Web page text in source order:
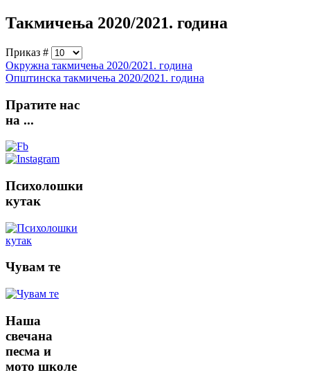
Такмичења 2020/2021. година
Приказ #
Окружна такмичења 2020/2021. година
Општинска такмичења 2020/2021. година
Пратите нас
на ...
Психолошки
кутак
Чувам те
Наша
свечана
песма и
мото школе